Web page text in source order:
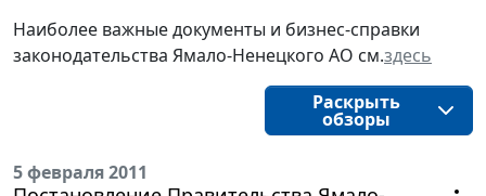
Наиболее важные документы и бизнес-справки
законодательства Ямало-Ненецкого АО см.здесь
Раскрыть
обзоры
5 февраля 2011